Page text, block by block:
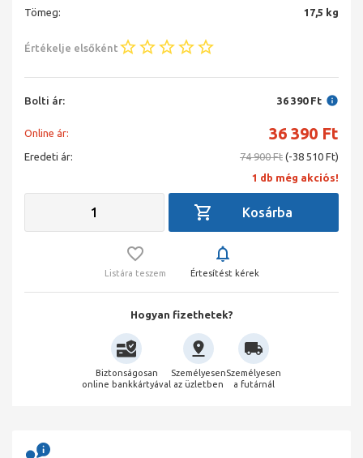
Tömeg:
17,5 kg
Értékelje elsőként
Bolti ár: 36 390 Ft
Online ár: 36 390 Ft
Eredeti ár: 74 900 Ft (-38 510 Ft)
1 db még akciós!
Listára teszem Értesítést kérek
Hogyan fizethetek?
Biztonságosan
online bankkártyával
Személyesen
az üzletben
Személyesen
a futárnál